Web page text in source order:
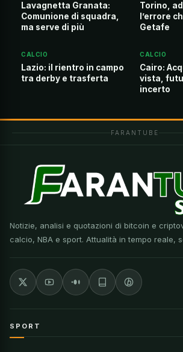
Lavagnetta Granata:
Comunione di squadra,
ma serve di più
Torino,
l’errore
Getafe
CALCIO
Lazio: il rientro in campo
tra derby e trasferta
CALCIO
Cairo:
vista,
incerto
FARANTUBE
Notizie, analisi e quotazioni di bitcoin e
calcio, NBA e sport. Attualità in tempo reale,
SPORT